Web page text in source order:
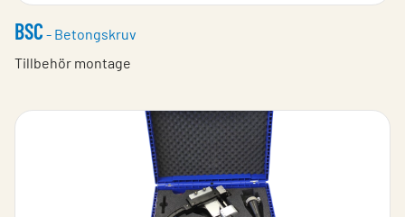
BSC - Betongskruv
Tillbehör montage